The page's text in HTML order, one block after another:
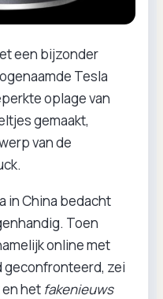
een bijzonder
Tesla
oplage van
gemaakt,
van de
in China bedacht
Toen
online met
zei
het fakenieuws